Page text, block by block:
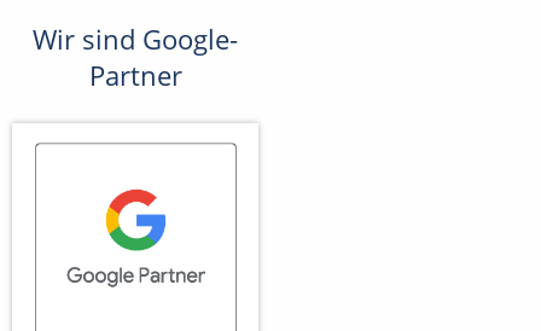
Wir sind Google-
Partner